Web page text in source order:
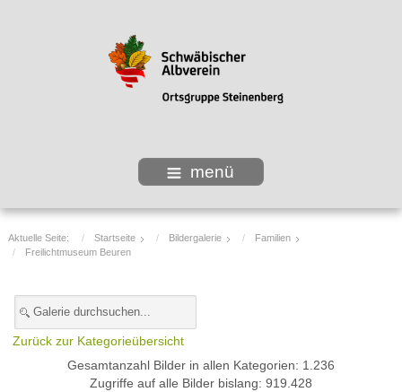
menü
Aktuelle Seite: Startseite Bildergalerie
Familien
Freilichtmuseum Beuren
Zurück zur Kategorieübersicht
Gesamtanzahl Bilder in allen Kategorien: 1.236
Zugriffe auf alle Bilder bislang: 919.428